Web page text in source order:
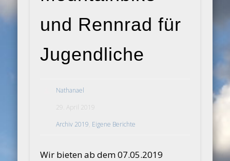
und Rennrad für
Jugendliche
Nathanael
29. April 2019
Archiv 2019 Eigene Berichte
Wir bieten ab dem 07.05.2019